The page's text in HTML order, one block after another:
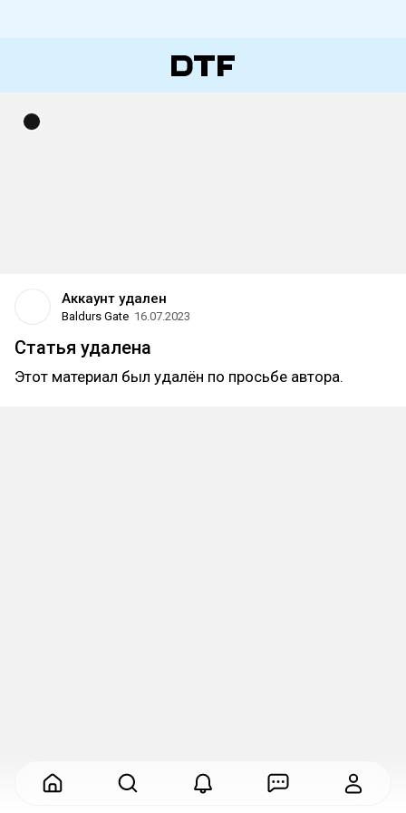
Аккаунт удален
Baldurs Gate 16.07.2023
Статья удалена
Этот материал был удалён по просьбе автора.